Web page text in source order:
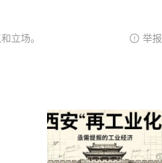
立场。 举报